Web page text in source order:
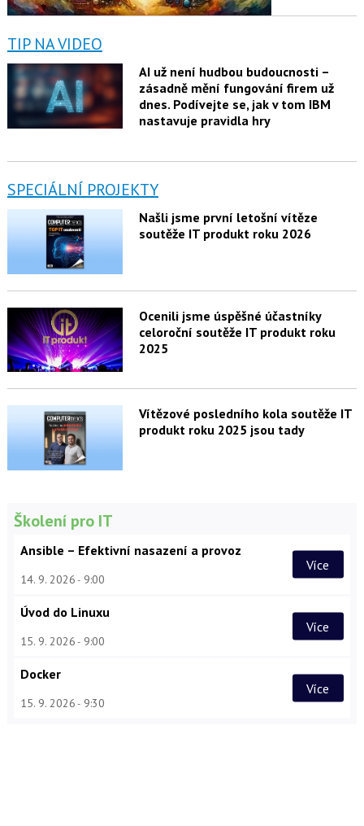
TIP NA VIDEO
AI už není hudbou budoucnosti –
zásadně mění fungování firem už
dnes. Podívejte se, jak v tom IBM
nastavuje pravidla hry
SPECIÁLNÍ PROJEKTY
Našli jsme první letošní vítěze
soutěže IT produkt roku 2026
Ocenili jsme úspěšné účastníky
celoroční soutěže IT produkt roku
2025
Vítězové posledního kola soutěže IT
produkt roku 2025 jsou tady
Školení pro IT
Ansible – Efektivní nasazení a provoz
14. 9. 2026 9:00
Více
Úvod do Linuxu
15. 9. 2026 9:00
Více
Docker
15. 9. 2026 9:30
Více